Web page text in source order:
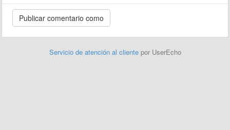
Servicio de atención al cliente por UserEcho